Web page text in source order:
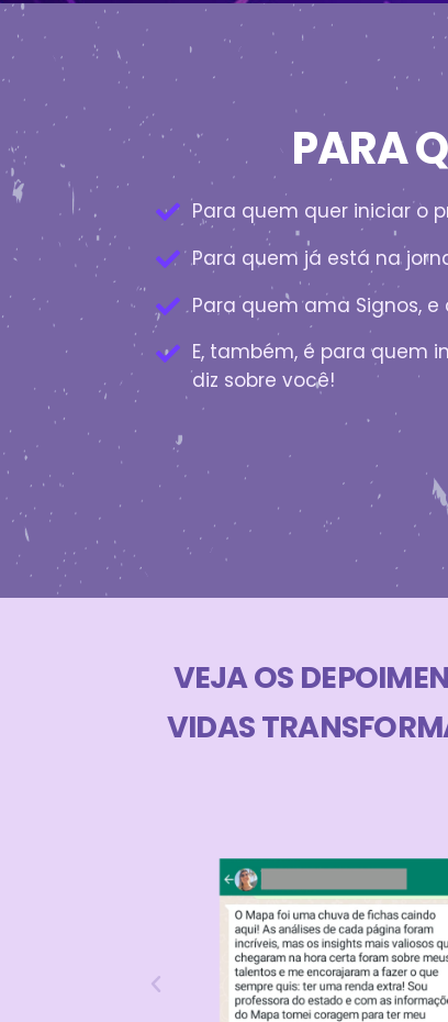
PARA
Para quem quer iniciar o
Para quem já está na
Para quem ama Signos,
E, também, é para quem
diz sobre você!
VEJA OS
VIDAS